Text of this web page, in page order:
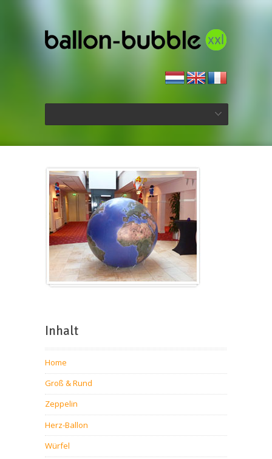
Inhalt
Home
Groß & Rund
Zeppelin
Herz-Ballon
Würfel